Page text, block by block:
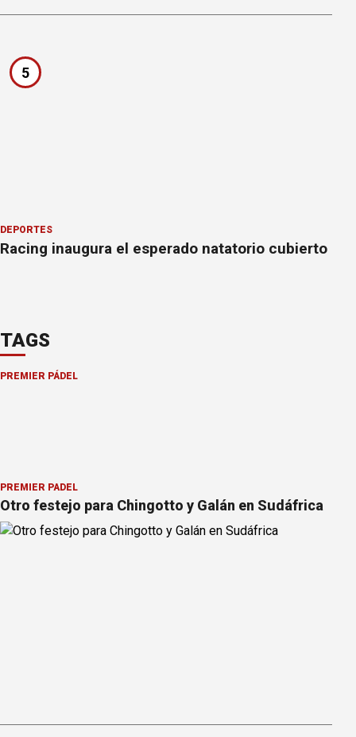
5
DEPORTES
Racing inaugura el esperado natatorio cubierto
TAGS
PREMIER PÁDEL
PREMIER PÁDEL
Otro festejo para Chingotto y Galán en Sudáfrica